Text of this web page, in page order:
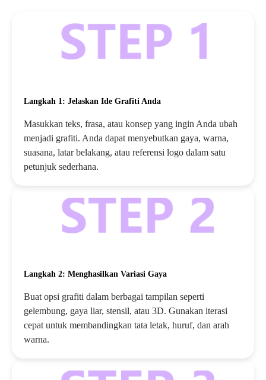
Langkah 1: Jelaskan Ide Grafiti Anda
Masukkan teks, frasa, atau konsep yang ingin Anda ubah
menjadi grafiti. Anda dapat menyebutkan gaya, warna,
suasana, latar belakang, atau referensi logo dalam satu
petunjuk sederhana.
Langkah 2: Menghasilkan Variasi Gaya
Buat opsi grafiti dalam berbagai tampilan seperti
gelembung, gaya liar, stensil, atau 3D. Gunakan iterasi
cepat untuk membandingkan tata letak, huruf, dan arah
warna.